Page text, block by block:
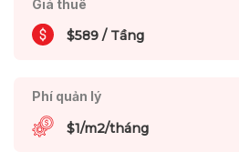
Giá thuê
$589 / Tầng
Phí quản lý
$1/m2/tháng